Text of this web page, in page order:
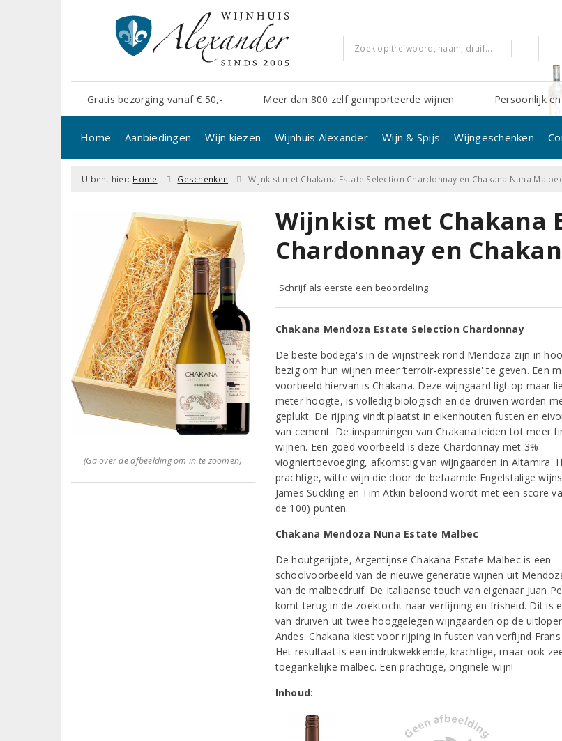
Gratis bezorging vanaf € 50,- Meer dan 800 zelf geïmporteerde wijnen Persoonlijk
Home Aanbiedingen Wijn kiezen Wijnhuis Alexander Wijn & Spijs Wijngeschenken
U bent hier: Home Geschenken Wijnkist met Chakana Estate Selection Chardonnay en Chakana Nuna
(Ga over de afbeelding om in te zoomen)
Wijnkist met Chakana
Chardonnay en
Schrijf als eerste een beoordeling
Chakana Mendoza Estate Selection Chardonnay
De beste bodega's in de wijnstreek rond Mendoza zijn in
bezig om hun wijnen meer ‘terroir-expressie' te geven. Een
voorbeeld hiervan is Chakana. Deze wijngaard ligt op maar
meter hoogte, is volledig biologisch en de druiven worden
geplukt. De rijping vindt plaatst in eikenhouten fusten en
van cement. De inspanningen van Chakana leiden tot meer
wijnen. Een goed voorbeeld is deze Chardonnay met 3%
viogniertoevoeging, afkomstig van wijngaarden in Altamira.
prachtige, witte wijn die door de befaamde Engelstalige
James Suckling en Tim Atkin beloond wordt met een score
de 100) punten.
Chakana Mendoza Nuna Estate Malbec
De houtgerijpte, Argentijnse Chakana Estate Malbec is een
schoolvoorbeeld van de nieuwe generatie wijnen uit
van de malbecdruif. De Italiaanse touch van eigenaar Juan
komt terug in de zoektocht naar verfijning en frisheid. Dit is
van druiven uit twee hooggelegen wijngaarden op de
Andes. Chakana kiest voor rijping in fusten van verfijnd
Het resultaat is een indrukwekkende, krachtige, maar ook
toegankelijke malbec. Een prachtige, originele wijn!
Inhoud: